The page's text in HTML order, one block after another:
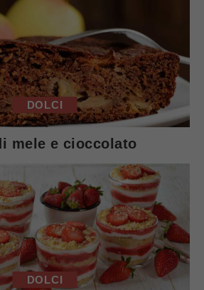
DOLCI
mele e cioccolato
DOLCI